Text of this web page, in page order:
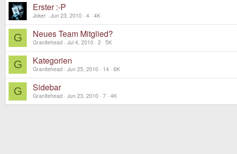
Erster :-P
Joker Jun 23, 2010 4 4K
G Neues Team Mitglied?
Granitehead Jul 4, 2010 2 5K
G Kategorien
Granitehead Jun 25, 2010 14 6K
G Sidebar
Granitehead Jun 23, 2010 7 4K